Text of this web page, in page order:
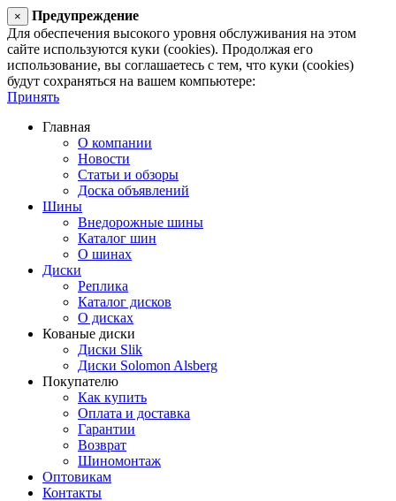
×
Предупреждение
Для обеспечения высокого уровня обслуживания на этом
сайте используются куки (cookies). Продолжая его
использование, вы соглашаетесь с тем, что куки (cookies)
будут сохраняться на вашем компьютере:
Принять
Главная
О компании
Новости
Статьи и обзоры
Доска объявлений
Шины
Внедорожные шины
Каталог шин
О шинах
Диски
Реплика
Каталог дисков
О дисках
Кованые диски
Диски Slik
Диски Solomon Alsberg
Покупателю
Как купить
Оплата и доставка
Гарантии
Возврат
Шиномонтаж
Оптовикам
Контакты